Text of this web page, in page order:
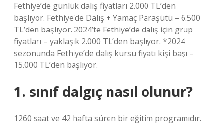
Fethiye’de günlük dalış fiyatları 2.000 TL’den
başlıyor. Fethiye’de Dalış + Yamaç Paraşütü – 6.500
TL’den başlıyor. 2024’te Fethiye’de dalış için grup
fiyatları – yaklaşık 2.000 TL’den başlıyor. *2024
sezonunda Fethiye’de dalış kursu fiyatı kişi başı –
15.000 TL’den başlıyor.
1. sınıf dalgıç nasıl olunur?
1260 saat ve 42 hafta süren bir eğitim programıdır.